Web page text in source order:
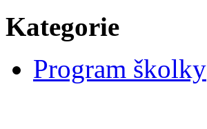
Kategorie
Program školky